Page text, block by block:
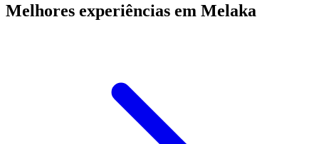
Melhores experiências em Melaka